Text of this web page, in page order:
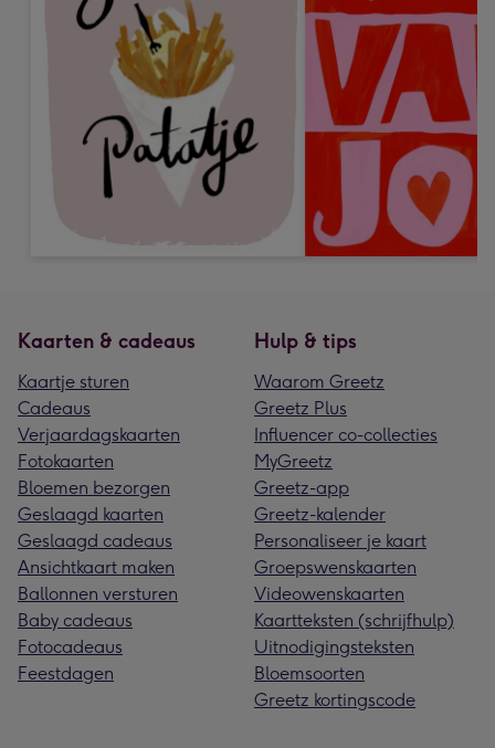
Kaarten & cadeaus
Kaartje sturen
Cadeaus
Verjaardagskaarten
Fotokaarten
Bloemen bezorgen
Geslaagd kaarten
Geslaagd cadeaus
Ansichtkaart maken
Ballonnen versturen
Baby cadeaus
Fotocadeaus
Feestdagen
Hulp & tips
Waarom Greetz
Greetz Plus
Influencer co-collecties
MyGreetz
Greetz-app
Greetz-kalender
Personaliseer je kaart
Groepswenskaarten
Videowenskaarten
Kaartteksten (schrijfhulp)
Uitnodigingsteksten
Bloemsoorten
Greetz kortingscode